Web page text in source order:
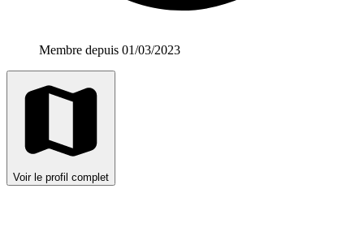
Membre depuis 01/03/2023
Voir le profil complet